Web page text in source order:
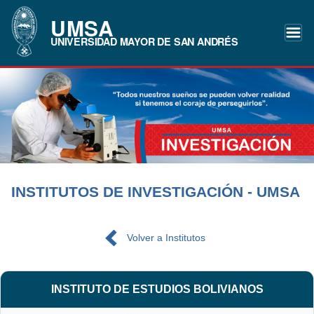
UMSA
UNIVERSIDAD MAYOR DE SAN ANDRÉS
INSTITUTOS DE INVESTIGACIÓN - UMSA
Volver a Institutos
INSTITUTO DE ESTUDIOS BOLIVIANOS